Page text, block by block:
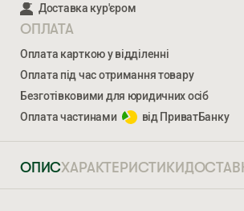
Доставка кур'єром
ОПЛАТА
Оплата карткою у відділенні
Оплата під час отримання товару
Безготівковими для юридичних осіб
Оплата частинами
від ПриватБанку
ОПИСХАРАКТЕРИСТИКИ